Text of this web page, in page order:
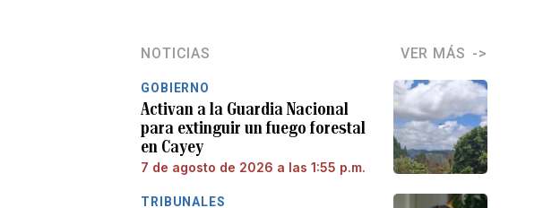
NOTICIAS VER MÁS
GOBIERNO
Activan a la Guardia Nacional
para extinguir un fuego forestal
en Cayey
7 de agosto de 2026 a las 1:55 p.m.
TRIBUNALES